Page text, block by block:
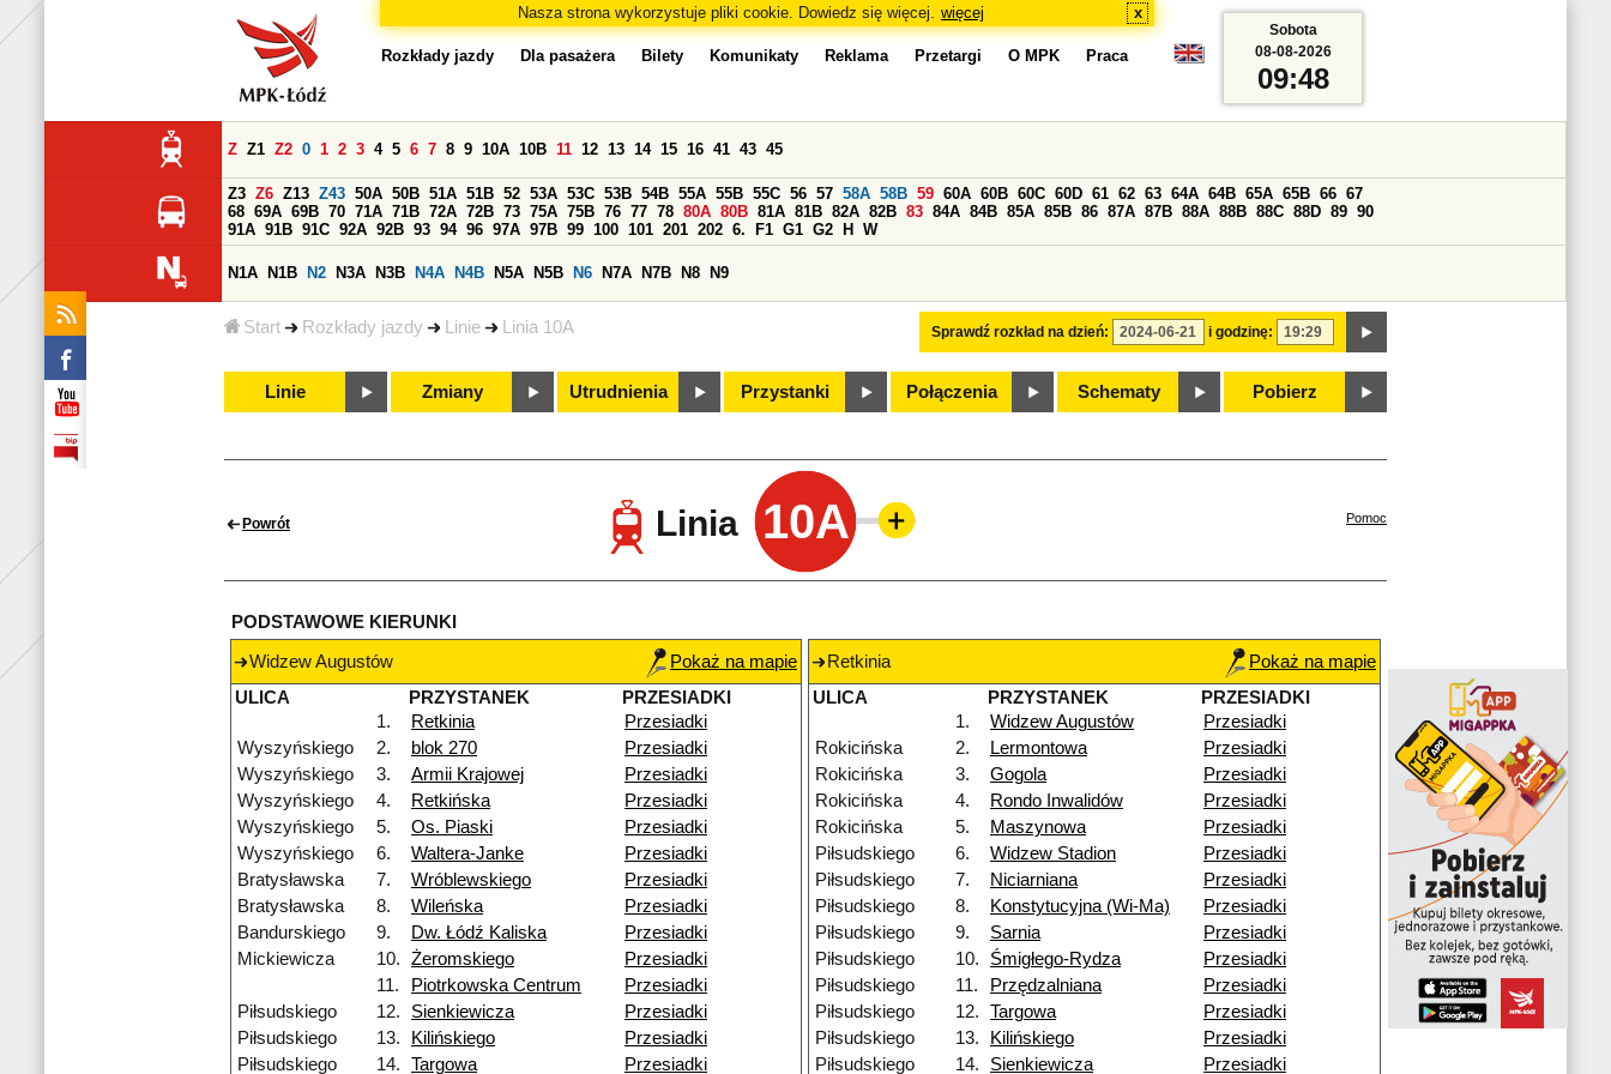
Nasza strona wykorzystuje pliki cookie. Dowiedz się więcej. więcej x
Start Rozkłady jazdy Linie Linia 10A
Rozkłady jazdy Dla pasażera Bilety Komunikaty Reklama Przetargi O MPK Praca
Sprawdź rozkład na dzień: i godzinę:
Z Z1 Z2 0 1 2 3 4 5 6 7 8 9 10A 10B 11 12 13 14 15 16 41 43 45
Z3 Z6 Z13 Z43 50A 50B 51A 51B 52 53A 53C 53B 54B 55A 55B 55C 56 57 58A 58B 59 60A 60B 60C 60D 61 62 63 64A 64B 65A 65B 66 67
68 69A 69B 70 71A 71B 72A 72B 73 75A 75B 76 77 78 80A 80B 81A 81B 82A 82B 83 84A 84B 85A 85B 86 87A 87B 88A 88B 88C 88D 89 90
91A 91B 91C 92A 92B 93 94 96 97A 97B 99 100 101 201 202 6. F1 G1 G2 H W
N1A N1B N2 N3A N3B N4A N4B N5A N5B N6 N7A N7B N8 N9
Linie Zmiany Utrudnienia Przystanki Połączenia Schematy Pobierz
Sobota
08-08-2026
09:48
Powrót Linia 10A Pomoc
PODSTAWOWE KIERUNKI
Widzew Augustów
Pokaż na mapie
ULICA
PRZYSTANEK
PRZESIADKI
1.
Retkinia
Przesiadki
Wyszyńskiego
2. blok 270
Przesiadki
Wyszyńskiego
3. Armii Krajowej
Przesiadki
Wyszyńskiego
4. Retkińska
Przesiadki
Wyszyńskiego
5. Os. Piaski
Przesiadki
Wyszyńskiego
6. Waltera-Janke
Przesiadki
Bratysławska
7. Wróblewskiego
Przesiadki
Bratysławska
8. Wileńska
Przesiadki
Bandurskiego
9. Dw. Łódź Kaliska
Przesiadki
Mickiewicza
10. Żeromskiego
Przesiadki
11.
Piotrkowska Centrum
Przesiadki
Piłsudskiego
12. Sienkiewicza
Przesiadki
Piłsudskiego
13. Kilińskiego
Przesiadki
Piłsudskiego
14. Targowa Przesiadki
Retkinia
Pokaż na mapie
ULICA
PRZYSTANEK
PRZESIADKI
1.
Widzew Augustów
Przesiadki
Rokicińska
2. Lermontowa
Przesiadki
Rokicińska
3. Gogola
Przesiadki
Rokicińska
4. Rondo Inwalidów
Przesiadki
Rokicińska
5. Maszynowa
Przesiadki
Piłsudskiego
6. Widzew Stadion
Przesiadki
Piłsudskiego
7. Niciarniana
Przesiadki
Piłsudskiego
8. Konstytucyjna (Wi-Ma)
Przesiadki
Piłsudskiego
9. Sarnia
Przesiadki
Piłsudskiego
10. Śmigłego-Rydza
Przesiadki
Piłsudskiego
11. Przędzalniana
Przesiadki
Piłsudskiego
12. Targowa
Przesiadki
Piłsudskiego
13. Kilińskiego
Przesiadki
Piłsudskiego
14. Sienkiewicza Przesiadki